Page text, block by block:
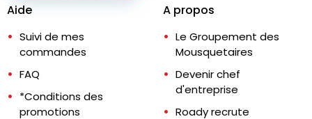
Aide
Suivi de mes
commandes
FAQ
*Conditions des
promotions
A propos
Le Groupement des
Mousquetaires
Devenir chef
d'entreprise
Roady recrute